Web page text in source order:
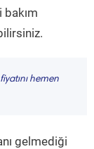
hemen
gelmediği